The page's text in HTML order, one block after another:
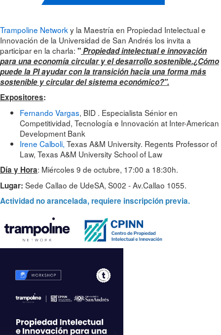
Trampoline Network y la Maestría en Propiedad Intelectual e
Innovación de la Universidad de San Andrés los invita a
participar en la charla: "Propiedad intelectual e innovación
para una economía circular y el desarrollo sostenible.¿Cómo
puede la PI ayudar con la transición hacia una forma más
sostenible y circular del sistema económico?".
Expositores:
Fernando Vargas, BID . Especialista Sénior en
Competitividad, Tecnología e Innovación at Inter-American
Development Bank
Irene Calboli, Texas A&M University. Regents Professor of
Law, Texas A&M University School of Law
Día y Hora: Miércoles 9 de octubre, 17:00 a 18:30h.
Lugar: Sede Callao de UdeSA, S002 - Av.Callao 1055.
Actividad no arancelada, requiere inscripción previa.